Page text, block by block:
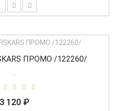
ПРОМО /122260/
3 120 ₽